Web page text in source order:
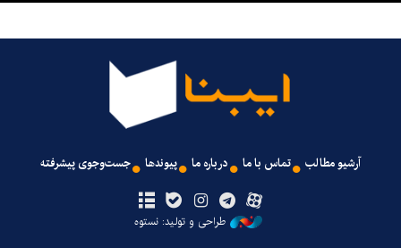
آرشیو مطالب تماس با ما درباره ما پیوندها جست‌وجوی پیشرفته
طراحی و تولید: نستوه